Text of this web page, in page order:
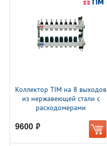
Коллектор TIM на 8 выходов
из нержавеющей стали с
расходомерами
9600 руб.